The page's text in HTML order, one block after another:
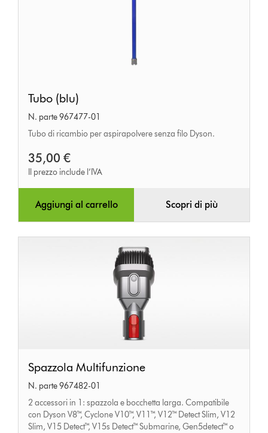
(blu)
Tubo (blu)
N. parte 967477-01
Tubo di ricambio per aspirapolvere senza filo Dyson.
35,00 €
Il prezzo include l’IVA
Aggiungi al carrello Scopri di più
Multifunzione
Spazzola Multifunzione
N. parte 967482-01
2 accessori in 1: spazzola e bocchetta larga. Compatibile
con Dyson V8™, Cyclone V10™, V11™, V12™ Detect Slim, V12
Slim, V15 Detect™, V15s Detect™ Submarine, Gen5detect™ o